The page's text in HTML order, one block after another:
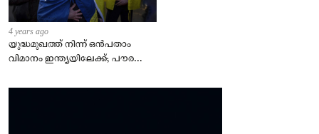
4 years ago
യുദ്ധമുഖത്ത് നിന്ന് ഒൻപതാം
വിമാനം ഇന്ത്യയിലേക്ക്; പൗരന്മാർ
– കേന്ദ്രം